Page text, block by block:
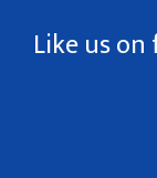
Like us